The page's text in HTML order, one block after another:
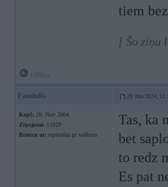
tiem
[ Šo ziņu
Fandulis 29. Mar 2024,
Kopš: 29. Nov 2004
Ziņojumi: 13929
Braucu ar: sipisnīku pi vuškom
Tas, ka
bet
to redz
Es pat